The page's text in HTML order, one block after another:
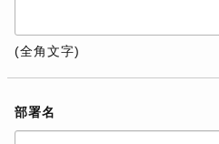
(全角文字)
部署名